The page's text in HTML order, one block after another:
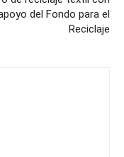
del Fondo para el
Reciclaje